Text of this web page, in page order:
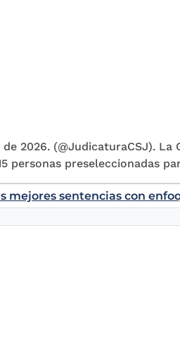
de 2026. (@JudicaturaCSJ).
personas preseleccionadas
mejores sentencias con